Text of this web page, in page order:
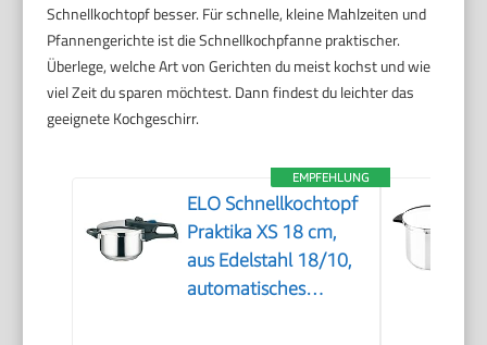
Schnellkochtopf besser. Für schnelle, kleine Mahlzeiten und
Pfannengerichte ist die Schnellkochpfanne praktischer.
Überlege, welche Art von Gerichten du meist kochst und wie
viel Zeit du sparen möchtest. Dann findest du leichter das
geeignete Kochgeschirr.
EMPFEHLUNG
ELO Schnellkochtopf
Praktika XS 18 cm,
aus Edelstahl 18/10,
automatisches